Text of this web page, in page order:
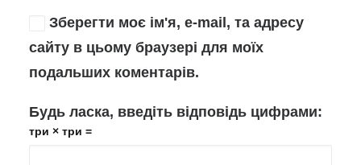
Зберегти моє ім'я, e-mail, та адресу
сайту в цьому браузері для моїх
подальших коментарів.
Будь ласка, введіть відповідь цифрами:
три × три =